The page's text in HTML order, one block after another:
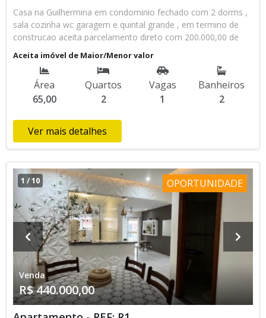
Casa na Guilhermina em condominio fechado com 2 dorms ,
sala cozinha wc garagem e quintal grande , em termino de
construcao aceita parcelamento direto com 200.000,00 de
sinal e saldo em ate 60 meses
Aceita imóvel de Maior/Menor valor
Área
65,00
Quartos
2
Vagas
1
Banheiros
2
Ver mais detalhes
1 /10 OPORTUNIDADE
Venda
R$ 440.000,00